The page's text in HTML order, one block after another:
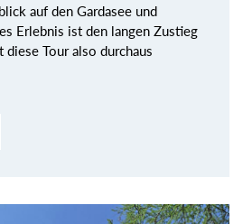
auf den Gardasee und
Erlebnis ist den langen Zustieg
Tour also durchaus